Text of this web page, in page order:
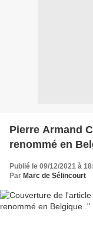
Pierre Armand
renommé en
Publié le 09/12/2021 à
Par Marc de Sélincourt